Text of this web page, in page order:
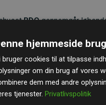
BDOgennemgår
kompenserer for
200% af
.
hjemmeside
bruger cookies til at tilpasse
om din brug af vores
dem med andre
tjenester. Privatlivspolitik